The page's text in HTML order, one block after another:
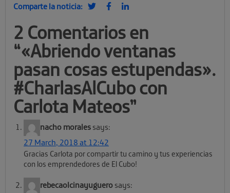
Comparte la noticia:
2 Comentarios en
“«Abriendo ventanas
pasan cosas estupendas».
#CharlasAlCubo con
Carlota Mateos”
nacho morales says:
27 March, 2018 at 12:42
Gracias Carlota por compartir tu camino y tus experiencias
con los emprendedores de El Cubo!
rebecaolcinayuguero says: